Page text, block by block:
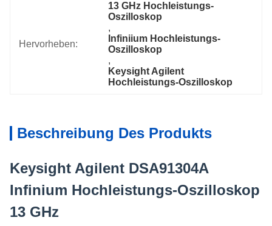
Hervorheben:
13 GHz Hochleistungs-
Oszilloskop
,
Infiniium Hochleistungs-
Oszilloskop
,
Keysight Agilent
Hochleistungs-Oszilloskop
Beschreibung Des Produkts
Keysight Agilent DSA91304A
Infinium Hochleistungs-Oszilloskop
13 GHz